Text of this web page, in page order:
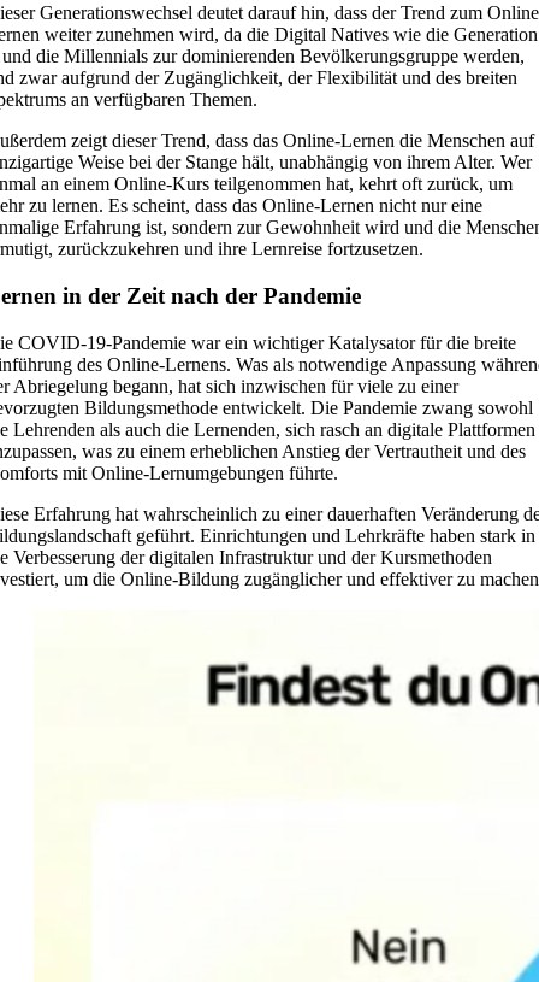
Generationswechsel deutet darauf hin, dass der Trend zum
weiter zunehmen wird, da die Digital Natives wie die Generation
die Millennials zur dominierenden Bevölkerungsgruppe werden,
zwar aufgrund der Zugänglichkeit, der Flexibilität und des breiten
an verfügbaren Themen.
zeigt dieser Trend, dass das Online-Lernen die Menschen auf
Weise bei der Stange hält, unabhängig von ihrem Alter. Wer
an einem Online-Kurs teilgenommen hat, kehrt oft zurück, um
zu lernen. Es scheint, dass das Online-Lernen nicht nur eine
Erfahrung ist, sondern zur Gewohnheit wird und die
zurückzukehren und ihre Lernreise fortzusetzen.
in der Zeit nach der Pandemie
COVID-19-Pandemie war ein wichtiger Katalysator für die breite
des Online-Lernens. Was als notwendige Anpassung
Abriegelung begann, hat sich inzwischen für viele zu einer
Bildungsmethode entwickelt. Die Pandemie zwang sowohl
Lehrenden als auch die Lernenden, sich rasch an digitale Plattformen
was zu einem erheblichen Anstieg der Vertrautheit und des
mit Online-Lernumgebungen führte.
Erfahrung hat wahrscheinlich zu einer dauerhaften Veränderung
geführt. Einrichtungen und Lehrkräfte haben stark in
Verbesserung der digitalen Infrastruktur und der Kursmethoden
um die Online-Bildung zugänglicher und effektiver zu